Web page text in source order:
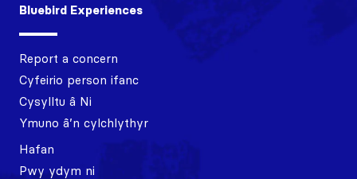
Bluebird Experiences
Report a concern
Cyfeirio person ifanc
Cysylltu â Ni
Ymuno â’n cylchlythyr
Hafan
Pwy ydym ni